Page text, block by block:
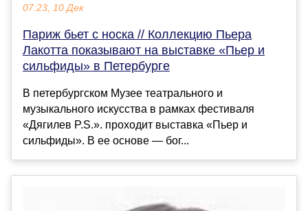
07:23, 10 Дек
Париж бьет с носка // Коллекцию Пьера
Лакотта показывают на выставке «Пьер и
сильфиды» в Петербурге
В петербургском Музее театрального и
музыкального искусства в рамках фестиваля
«Дягилев P.S.». проходит выставка «Пьер и
сильфиды». В ее основе — бог...